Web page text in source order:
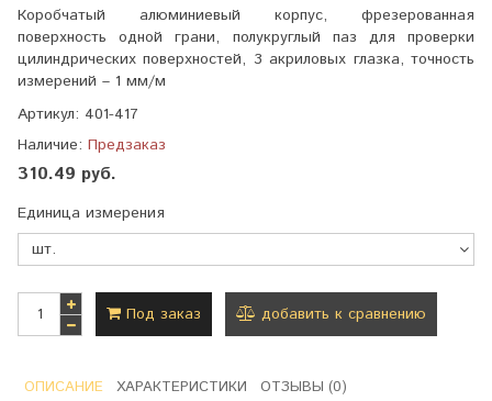
Коробчатый алюминиевый корпус, фрезерованная
поверхность одной грани, полукруглый паз для проверки
цилиндрических поверхностей, 3 акриловых глазка, точность
измерений – 1 мм/м
Артикул: 401-417
Наличие: Предзаказ
310.49 руб.
Единица измерения
Под заказ добавить к сравнению
ОПИСАНИЕ ХАРАКТЕРИСТИКИ ОТЗЫВЫ (0)